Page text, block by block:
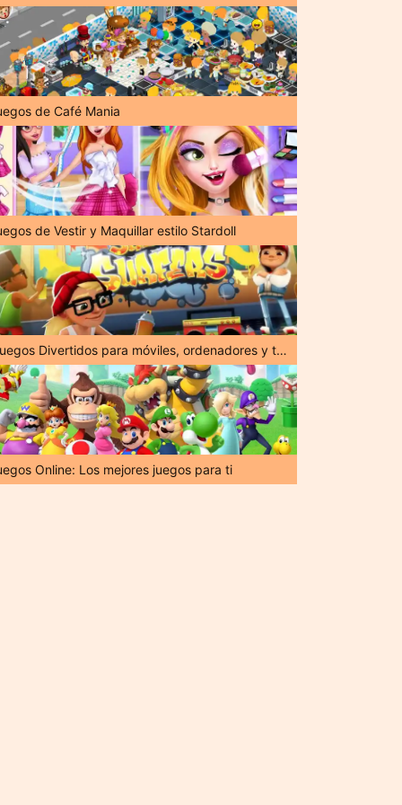
de Café Mania
de Vestir y Maquillar estilo Stardoll
¡Juegos Divertidos para móviles, ordenadores y tabletas!
Online: Los mejores juegos para ti